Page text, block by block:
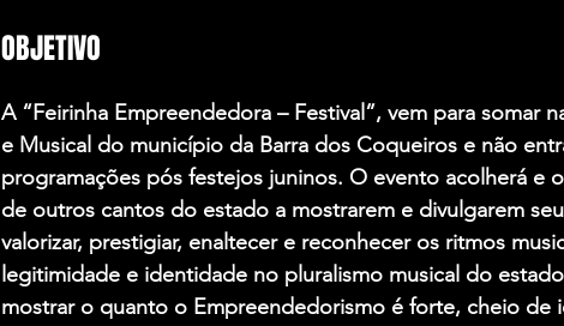
OBJETIVO
A “Feirinha Empreendedora – Festival”, vem para somar
e Musical do município da Barra dos Coqueiros e não
programações pós festejos juninos. O evento acolherá e
de outros cantos do estado a mostrarem e divulgarem
valorizar, prestigiar, enaltecer e reconhecer os ritmos
legitimidade e identidade no pluralismo musical do
mostrar o quanto o Empreendedorismo é forte, cheio de